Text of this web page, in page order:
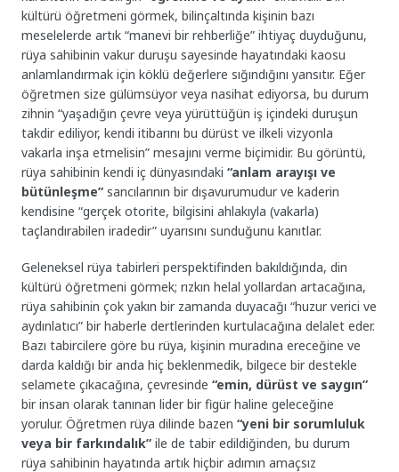
kültürü öğretmeni görmek, bilinçaltında kişinin bazı
meselelerde artık “manevi bir rehberliğe” ihtiyaç duyduğunu,
rüya sahibinin vakur duruşu sayesinde hayatındaki kaosu
anlamlandırmak için köklü değerlere sığındığını yansıtır. Eğer
öğretmen size gülümsüyor veya nasihat ediyorsa, bu durum
zihnin “yaşadığın çevre veya yürüttüğün iş içindeki duruşun
takdir ediliyor, kendi itibarını bu dürüst ve ilkeli vizyonla
vakarla inşa etmelisin” mesajını verme biçimidir. Bu görüntü,
rüya sahibinin kendi iç dünyasındaki“anlam arayışı ve
bütünleşme” sancılarının bir dışavurumudur ve kaderin
kendisine “gerçek otorite, bilgisini ahlakıyla (vakarla)
taçlandırabilen iradedir” uyarısını sunduğunu kanıtlar.
Geleneksel rüya tabirleri perspektifinden bakıldığında, din
kültürü öğretmeni görmek; rızkın helal yollardan artacağına,
rüya sahibinin çok yakın bir zamanda duyacağı “huzur verici ve
aydınlatıcı” bir haberle dertlerinden kurtulacağına delalet eder.
Bazı tabircilere göre bu rüya, kişinin muradına ereceğine ve
darda kaldığı bir anda hiç beklenmedik, bilgece bir destekle
selamete çıkacağına, çevresinde“emin, dürüst ve saygın”
bir insan olarak tanınan lider bir figür haline geleceğine
yorulur. Öğretmen rüya dilinde bazen“yeni bir sorumluluk
veya bir farkındalık” ile de tabir edildiğinden, bu durum
rüya sahibinin hayatında artık hiçbir adımın amaçsız